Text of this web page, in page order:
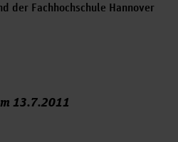
der Fachhochschule Hannover
13.7.2011